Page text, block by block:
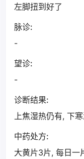
左脚扭到好了
脉诊:
-
望诊:
-
诊断结果:
上焦湿热仍有, 下
中药处方:
大黄片3片, 每日一